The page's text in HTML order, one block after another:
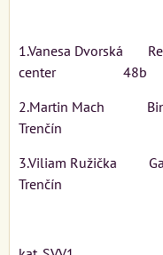
1.Vanesa
center 48b
2.Martin Mach
Trenčín
3.Viliam Ružička
Trenčín